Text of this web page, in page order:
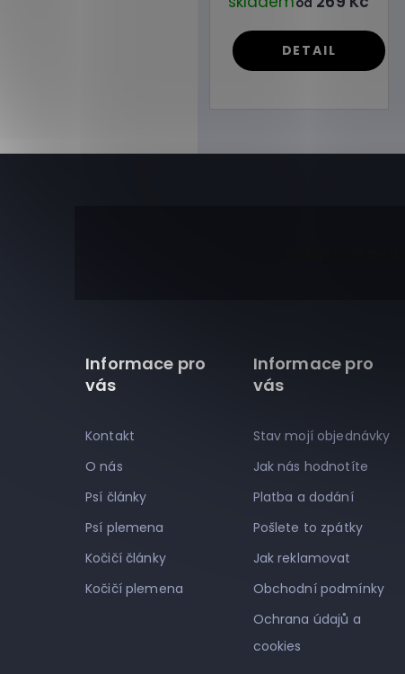
od
DETAIL
Informace pro
vás
Kontakt
O nás
Psí články
Psí plemena
Kočičí články
Kočičí plemena
Informace pro
vás
Stav mojí objednávky
Jak nás hodnotíte
Platba a dodání
Pošlete to zpátky
Jak reklamovat
Obchodní podmínky
Ochrana údajů a
cookies